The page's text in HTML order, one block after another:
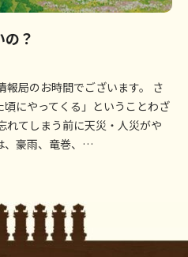
？
報局のお時間でございます。 さ
にやってくる」ということわざ
れてしまう前に天災・人災がや
、豪雨、竜巻、…